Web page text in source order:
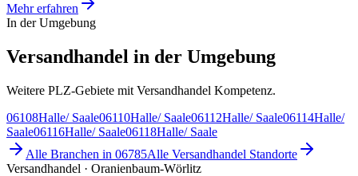
Mehr erfahren
In der Umgebung
Versandhandel in der Umgebung
Weitere PLZ-Gebiete mit Versandhandel Kompetenz.
06108Halle/ Saale06110Halle/ Saale06112Halle/ Saale06114Halle/
Saale06116Halle/ Saale06118Halle/ Saale
Alle Branchen in 06785Alle Versandhandel Standorte
Versandhandel · Oranienbaum-Wörlitz